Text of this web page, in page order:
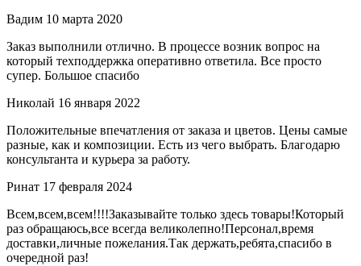
Вадим 10 марта 2020
Заказ выполнили отлично. В процессе возник вопрос на
который техподдержка оперативно ответила. Все просто
супер. Большое спасибо
Николай 16 января 2022
Положительные впечатления от заказа и цветов. Цены самые
разные, как и композиции. Есть из чего выбрать. Благодарю
консультанта и курьера за работу.
Ринат 17 февраля 2024
Всем,всем,всем!!!!Заказывайте только здесь товары!Который
раз обращаюсь,все всегда великолепно!Персонал,время
доставки,личные пожелания.Так держать,ребята,спасибо в
очередной раз!